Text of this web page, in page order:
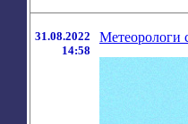
31.08.2022
14:58
Метеорологи